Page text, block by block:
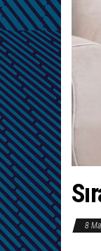
8